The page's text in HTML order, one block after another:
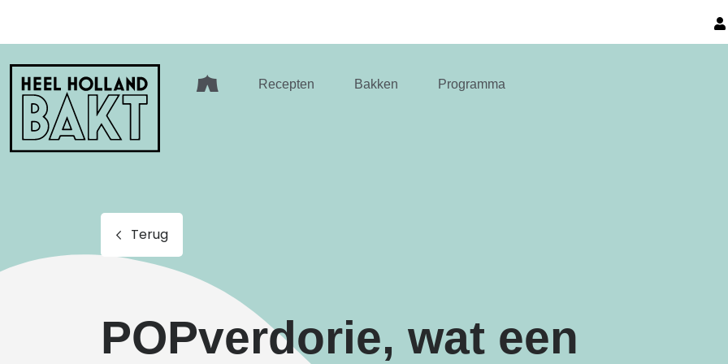
Heel
Holland
Bakt
Recepten Bakken Programma
Terug
POPverdorie, wat een